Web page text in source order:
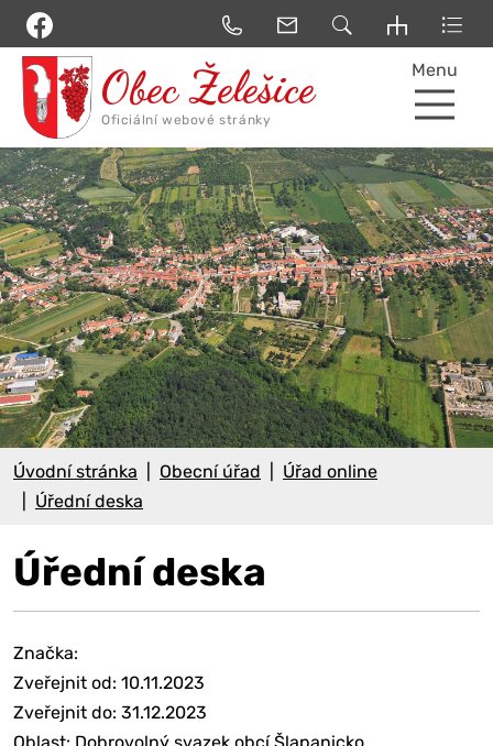
Menu
Úvodní stránka Obecní úřad
Úřad online
Úřední deska
Úřední deska
Značka:
Zveřejnit od: 10.11.2023
Zveřejnit do: 31.12.2023